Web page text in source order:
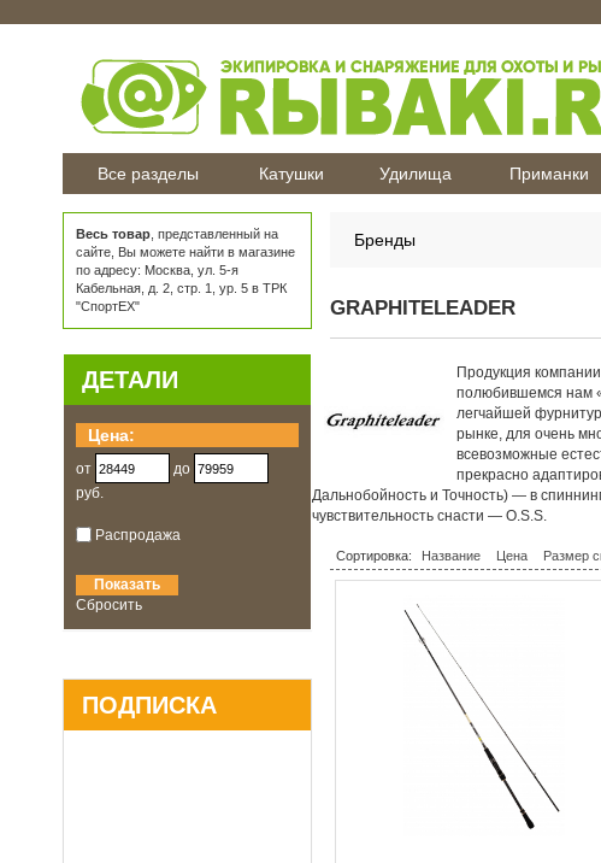
Все разделы Катушки Удилища Приманки
Бренды
GRAPHITELEADER
Продукция
полюбившемся нам
легчайшей
рынке, для очень
всевозможные
прекрасно
Дальнобойность и Точность) — в
чувствительность снасти — O.S.S.
Сортировка: Название Цена Размер
Весь товар , представленный на
сайте, Вы можете найти в магазине
по адресу: Москва, ул. 5-я
Кабельная, д. 2, стр. 1, ур. 5 в ТРК
"СпортЕХ"
ДЕТАЛИ
Цена:
от
до
руб.
Распродажа
Сбросить
ПОДПИСКА